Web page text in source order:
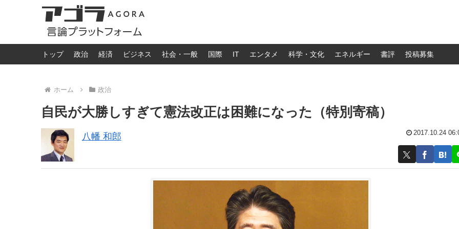
トップ 政治 経済 ビジネス 社会・一般 国際 IT エンタメ 科学・文化 エネルギー 書評 投稿募集
ホーム 政治
自民が大勝しすぎて憲法改正は困難になった（特別寄稿）
八幡 和郎 2017.10.24